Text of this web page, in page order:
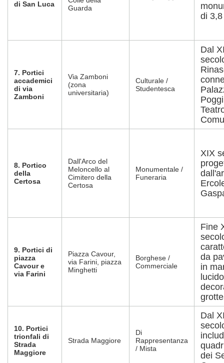
di San Luca
Guarda
di
7. Portici
accademici
di via
Zamboni
Via Zamboni
(zona
universitaria)
Culturale /
Studentesca
Dal
8. Portico
della
Certosa
Dall'Arco del
Meloncello al
Cimitero della
Certosa
Monumentale /
Funeraria
XIX
9. Portici di
piazza
Cavour e
via Farini
Piazza Cavour,
via Farini, piazza
Minghetti
Borghese /
Commerciale
Fine
da
in
10. Portici
trionfali di
Strada
Maggiore
Strada Maggiore
Di
Rappresentanza
/ Mista
Dal
dei